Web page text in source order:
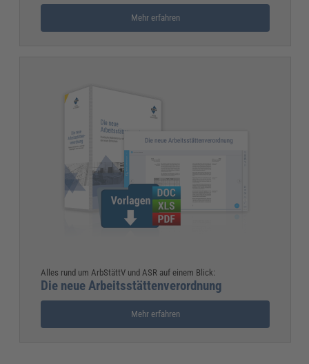
Mehr erfahren
Alles rund um ArbStättV und ASR auf einem Blick:
Die neue Arbeitsstättenverordnung
Mehr erfahren